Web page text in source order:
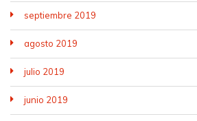
septiembre 2019
agosto 2019
julio 2019
junio 2019